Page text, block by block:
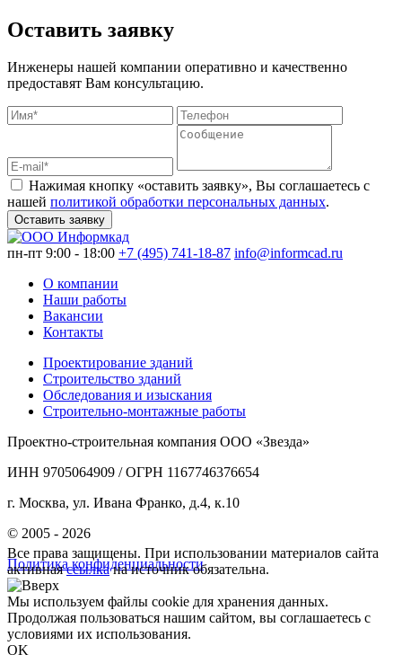
Оставить заявку
Инженеры нашей компании оперативно и качественно
предоставят Вам консультацию.
Нажимая кнопку «оставить заявку», Вы соглашаетесь с
нашей политикой обработки персональных данных.
Оставить заявку
пн-пт 9:00 - 18:00 +7 (495) 741-18-87 info@informcad.ru
О компании
Наши работы
Вакансии
Контакты
Проектирование зданий
Строительство зданий
Обследования и изыскания
Строительно-монтажные работы
Проектно-строительная компания ООО «Звезда»
ИНН 9705064909 / ОГРН 1167746376654
г. Москва, ул. Ивана Франко, д.4, к.10
© 2005 - 2026
Политика конфиденциальности
Все права защищены. При использовании материалов сайта
активнаяссылкана источник обязательна.
Мы используем файлы cookie для хранения данных.
Продолжая пользоваться нашим сайтом, вы соглашаетесь с
условиями их использования.
OK